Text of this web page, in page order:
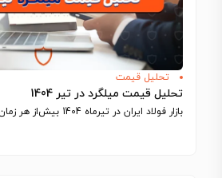
تحلیل قیمت
تحلیل قیمت میلگرد در تیر 1404